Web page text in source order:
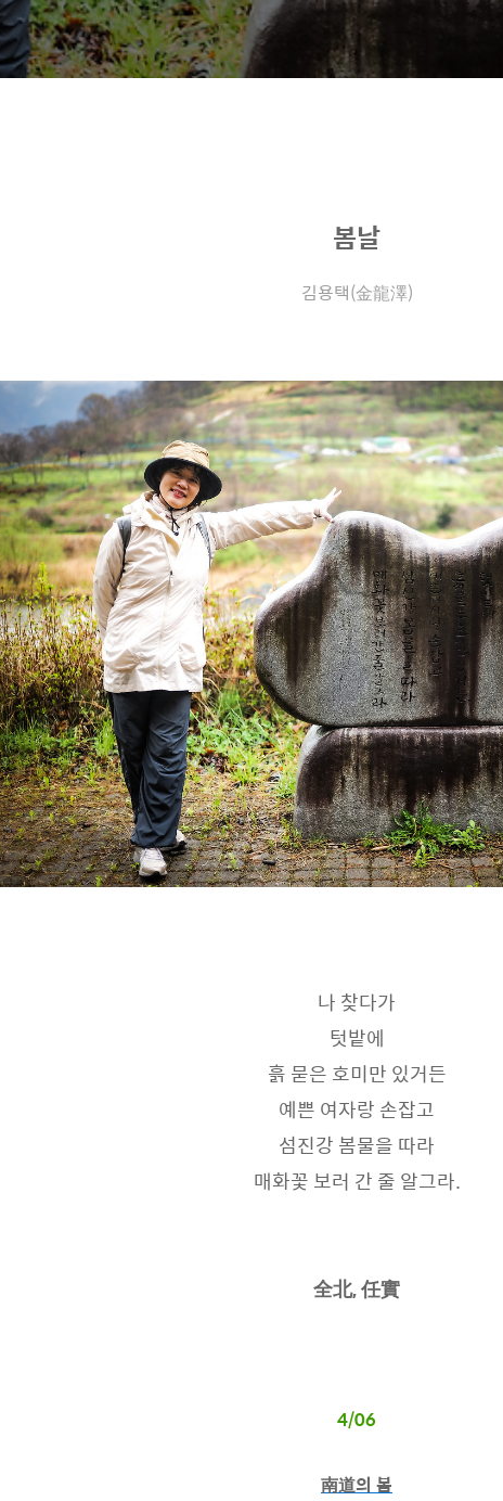
봄날
김용택(金龍澤)
나 찾다가
텃밭에
흙 묻은 호미만 있거든
예쁜 여자랑 손잡고
섬진강 봄물을 따라
매화꽃 보러 간 줄 알그라.
全北, 任實
4/06
南道의 봄